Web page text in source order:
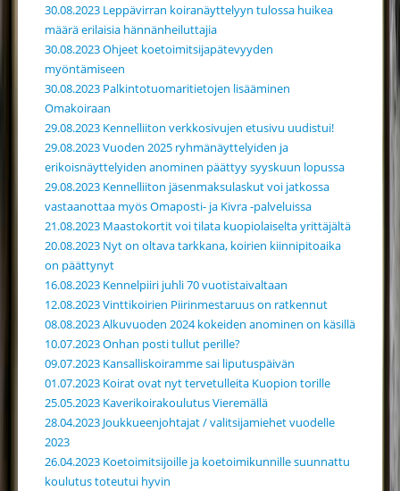
30.08.2023 Leppävirran koiranäyttelyyn tulossa huikea
määrä erilaisia hännänheiluttajia
30.08.2023 Ohjeet koetoimitsijapätevyyden
myöntämiseen
30.08.2023 Palkintotuomaritietojen lisääminen
Omakoiraan
29.08.2023 Kennelliiton verkkosivujen etusivu uudistui!
29.08.2023 Vuoden 2025 ryhmänäyttelyiden ja
erikoisnäyttelyiden anominen päättyy syyskuun lopussa
29.08.2023 Kennelliiton jäsenmaksulaskut voi jatkossa
vastaanottaa myös Omaposti- ja Kivra -palveluissa
21.08.2023 Maastokortit voi tilata kuopiolaiselta yrittäjältä
20.08.2023 Nyt on oltava tarkkana, koirien kiinnipitoaika
on päättynyt
16.08.2023 Kennelpiiri juhli 70 vuotistaivaltaan
12.08.2023 Vinttikoirien Piirinmestaruus on ratkennut
08.08.2023 Alkuvuoden 2024 kokeiden anominen on käsillä
10.07.2023 Onhan posti tullut perille?
09.07.2023 Kansalliskoiramme sai liputuspäivän
01.07.2023 Koirat ovat nyt tervetulleita Kuopion torille
25.05.2023 Kaverikoirakoulutus Vieremällä
28.04.2023 Joukkueenjohtajat / valitsijamiehet vuodelle
2023
26.04.2023 Koetoimitsijoille ja koetoimikunnille suunnattu
koulutus toteutui hyvin